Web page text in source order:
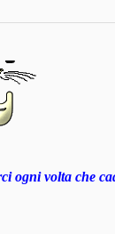
ogni volta che